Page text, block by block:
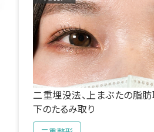
二重埋没法、上まぶたの脂
下のたるみ取り